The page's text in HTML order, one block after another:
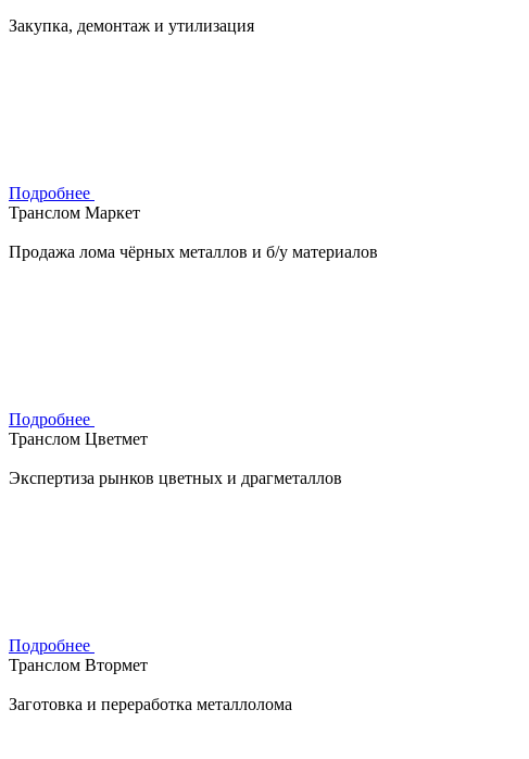
Закупка, демонтаж и утилизация
Подробнее
Транслом Маркет
Продажа лома чёрных металлов и б/у материалов
Подробнее
Транслом Цветмет
Экспертиза рынков цветных и драгметаллов
Подробнее
Транслом Втормет
Заготовка и переработка металлолома